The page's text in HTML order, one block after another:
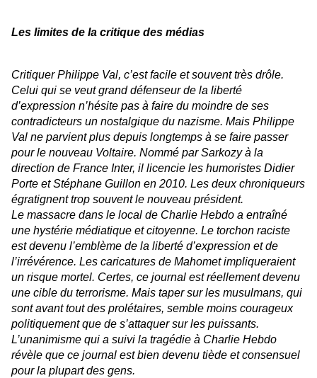
Les limites de la critique des médias
Critiquer Philippe Val, c’est facile et souvent très drôle.
Celui qui se veut grand défenseur de la liberté
d’expression n’hésite pas à faire du moindre de ses
contradicteurs un nostalgique du nazisme. Mais Philippe
Val ne parvient plus depuis longtemps à se faire passer
pour le nouveau Voltaire. Nommé par Sarkozy à la
direction de France Inter, il licencie les humoristes Didier
Porte et Stéphane Guillon en 2010. Les deux chroniqueurs
égratignent trop souvent le nouveau président.
Le massacre dans le local de Charlie Hebdo a entraîné
une hystérie médiatique et citoyenne. Le torchon raciste
est devenu l’emblème de la liberté d’expression et de
l’irrévérence. Les caricatures de Mahomet impliqueraient
un risque mortel. Certes, ce journal est réellement devenu
une cible du terrorisme. Mais taper sur les musulmans, qui
sont avant tout des prolétaires, semble moins courageux
politiquement que de s’attaquer sur les puissants.
L’unanimisme qui a suivi la tragédie à Charlie Hebdo
révèle que ce journal est bien devenu tiède et consensuel
pour la plupart des gens.